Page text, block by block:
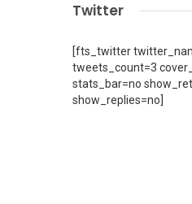
Twitter
[fts_twitter
tweets_count=3
stats_bar=no
show_replies=no]